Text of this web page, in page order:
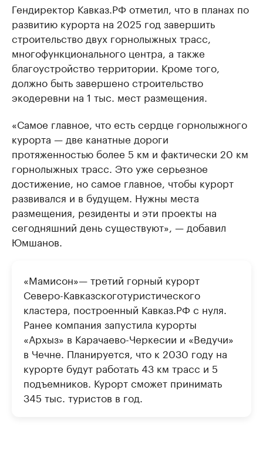
Гендиректор Кавказ.РФ отметил, что в планах по
развитию курорта на 2025 год завершить
строительство двух горнолыжных трасс,
многофункционального центра, а также
благоустройство территории. Кроме того,
должно быть завершено строительство
экодеревни на 1 тыс. мест размещения.
«Самое главное, что есть сердце горнолыжного
курорта — две канатные дороги
протяженностью более 5 км и фактически 20 км
горнолыжных трасс. Это уже серьезное
достижение, но самое главное, чтобы курорт
развивался и в будущем. Нужны места
размещения, резиденты и эти проекты на
сегодняшний день существуют», — добавил
Юмшанов.
«Мамисон»— третий горный курорт
Северо-Кавказскоготуристического
кластера, построенный Кавказ.РФ с нуля.
Ранее компания запустила курорты
«Архыз» в Карачаево-Черкесии и «Ведучи»
в Чечне. Планируется, что к 2030 году на
курорте будут работать 43 км трасс и 5
подъемников. Курорт сможет принимать
345 тыс. туристов в год.